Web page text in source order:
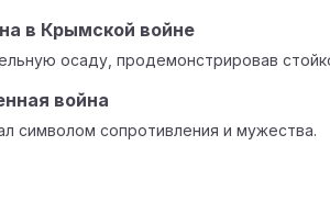
в Крымской войне
осаду, продемонстрировав
война
символом сопротивления и мужества.